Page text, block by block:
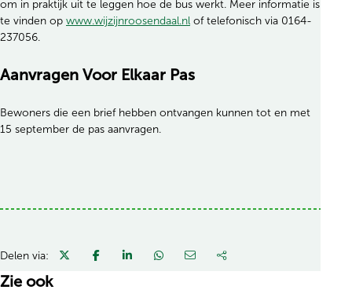
om in praktijk uit te leggen hoe de bus werkt. Meer informatie is
te vinden op www.wijzijnroosendaal.nl of telefonisch via 0164-
237056.
Aanvragen Voor Elkaar Pas
Bewoners die een brief hebben ontvangen kunnen tot en met
15 september de pas aanvragen.
Delen via:
Zie ook